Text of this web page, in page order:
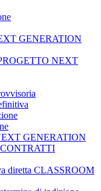
GENERATION
NEXT
GENERATION
diretta CLASSROOM